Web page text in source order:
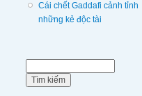
Cái chết Gaddafi cảnh tỉnh
những kẻ độc tài